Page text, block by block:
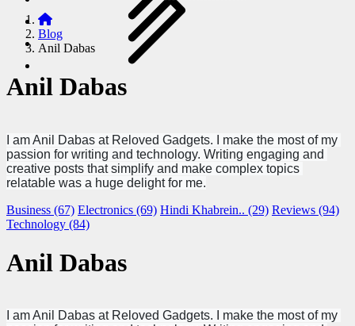
Blog
Anil Dabas
Anil Dabas
I am Anil Dabas at Reloved Gadgets. I make the most of my
passion for writing and technology. Writing engaging and
creative posts that simplify and make complex topics
relatable was a huge delight for me.
Business (67) Electronics (69) Hindi Khabrein.. (29) Reviews (94)
Technology (84)
Anil Dabas
I am Anil Dabas at Reloved Gadgets. I make the most of my